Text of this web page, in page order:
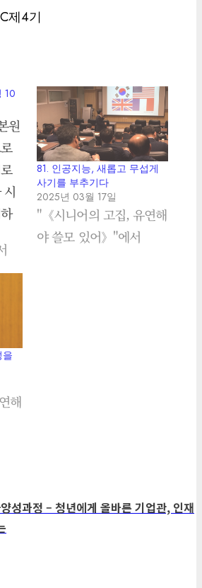
제4기
10
원
시
결
레
.
81. 인공지능, 새롭고 무섭게
사기를 부추기다
2025년 03월 17일
"《시니어의 고집, 유연해
야 쓸모 있어》"에서
을
해
성과정 – 청년에게 올바른 기업관, 인재